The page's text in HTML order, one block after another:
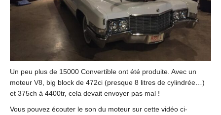
Un peu plus de 15000 Convertible ont été produite. Avec un
moteur V8, big block de 472ci (presque 8 litres de cylindrée…)
et 375ch à 4400tr, cela devait envoyer pas mal !
Vous pouvez écouter le son du moteur sur cette vidéo ci-